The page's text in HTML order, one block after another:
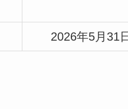
2026年5月31日